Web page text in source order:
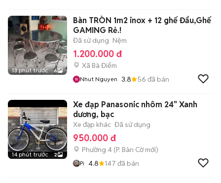
13 phút trước 6
Bàn TRÒN 1m2 inox + 12 ghế Đẩu,Ghế
GAMING Rẻ.!
Đã sử dụng Nệm
1.200.000 đ
Xã Bà Điểm
Nhut Nguyen 3.8 56 đã bán
14 phút trước 2
Xe đạp Panasonic nhôm 24" Xanh
dương, bạc
Xe đạp khác Đã sử dụng
950.000 đ
Phường 4 (P. Bàn Cờmới)
Pi 4.8 147 đã bán